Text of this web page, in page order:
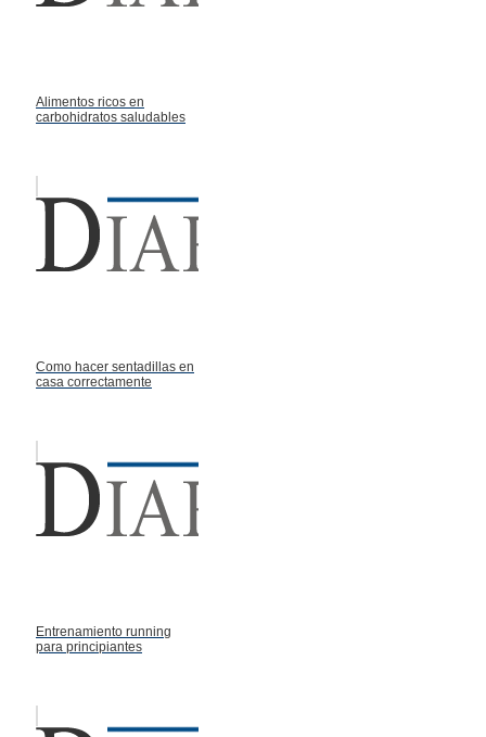
Alimentos ricos en
carbohidratos saludables
Como hacer sentadillas en
casa correctamente
Entrenamiento running
para principiantes